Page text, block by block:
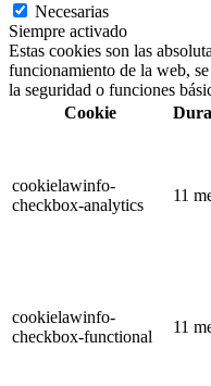
Necesarias
Siempre activado
Estas cookies son las
funcionamiento de la web,
la seguridad o funciones
Cookie
cookielawinfo-
checkbox-analytics
11
cookielawinfo-
checkbox-functional
11